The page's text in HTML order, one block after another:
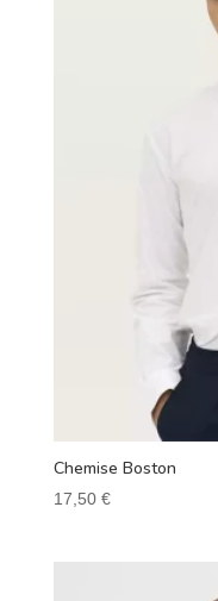
Chemise Boston
17,50 €